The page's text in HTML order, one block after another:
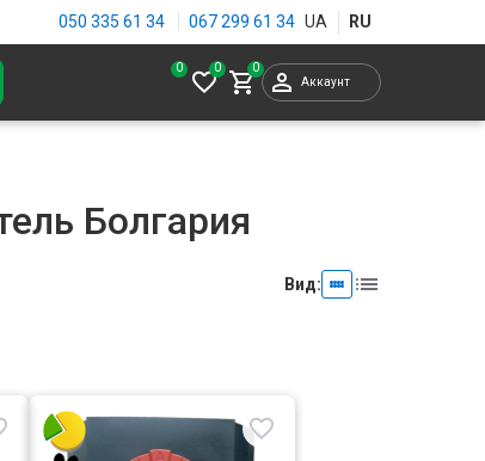
050 335 61 34 067 299 61 34
0
Аккаунт
Болгария
Вид: